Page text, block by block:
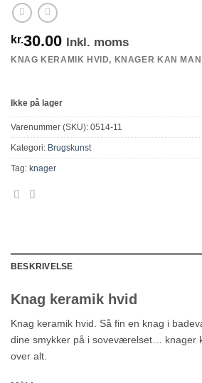
kr.30.00 Inkl. moms
KNAG KERAMIK HVID, KNAGER KAN
Ikke på lager
Varenummer (SKU): 0514-11
Kategori: Brugskunst
Tag: knager
BESKRIVELSE
Knag keramik hvid
Knag keramik hvid. Så fin en knag i
dine smykker på i soveværelset… knager
over alt.